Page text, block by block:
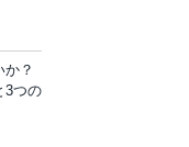
？
3つの